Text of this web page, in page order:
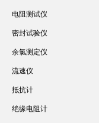
电阻测试仪
密封试验仪
余氯测定仪
流速仪
抵抗计
绝缘电阻计